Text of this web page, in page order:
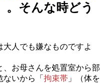
。そんな時どう
人でも嫌なものですよ
お母さんを処置室から部
ないから
「 拘束帯 」（体を